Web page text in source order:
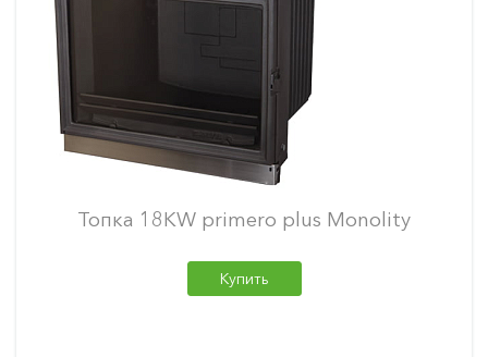
Топка 18KW primero plus Monolity
Купить